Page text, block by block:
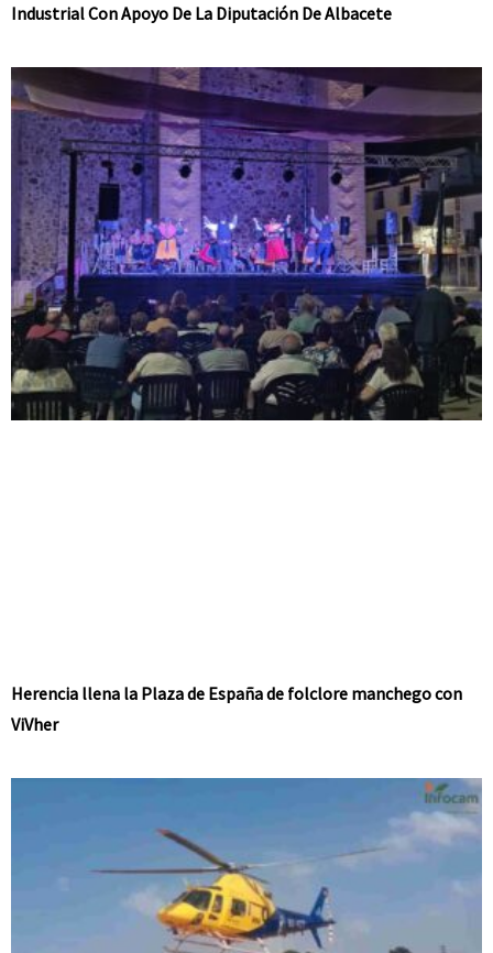
Industrial Con Apoyo De La Diputación De Albacete
Herencia llena la Plaza de España de folclore manchego con
ViVher